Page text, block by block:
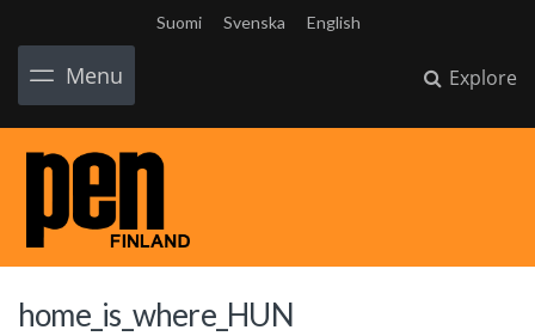
Suomi Svenska English
Menu Explore
home_is_where_HUN